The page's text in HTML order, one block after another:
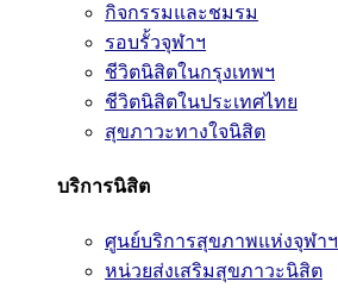
กิจกรรมและชมรม
รอบรั้วจุฬาฯ
ชีวิตนิสิตในกรุงเทพฯ
ชีวิตนิสิตในประเทศไทย
สุขภาวะทางใจนิสิต
บริการนิสิต
ศูนย์บริการสุขภาพแห่งจุฬาฯ
หน่วยส่งเสริมสุขภาวะนิสิต